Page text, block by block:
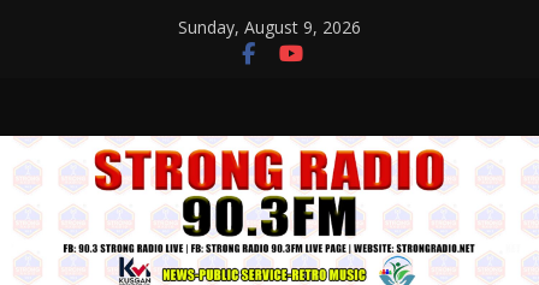
Sunday, August 9, 2026